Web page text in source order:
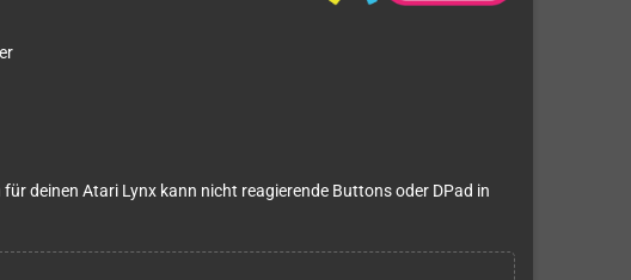
deinen Atari Lynx kann nicht reagierende Buttons oder DPad in